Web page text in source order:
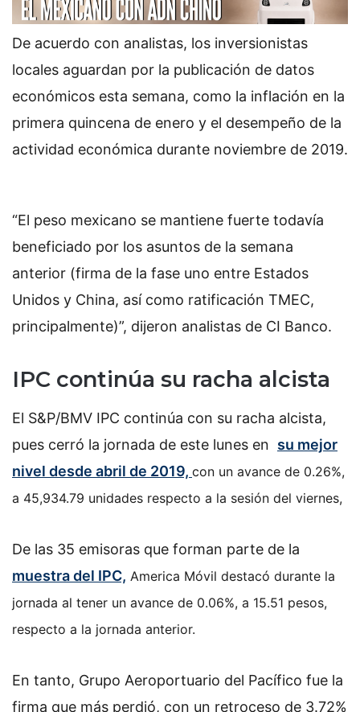
De acuerdo con analistas, los inversionistas
locales aguardan por la publicación de datos
económicos esta semana, como la inflación en la
primera quincena de enero y el desempeño de la
actividad económica durante noviembre de 2019.
“El peso mexicano se mantiene fuerte todavía
beneficiado por los asuntos de la semana
anterior (firma de la fase uno entre Estados
Unidos y China, así como ratificación TMEC,
principalmente)”, dijeron analistas de CI Banco.
IPC continúa su racha alcista
El S&P/BMV IPC continúa con su racha alcista,
pues cerró la jornada de este lunes en su mejor
nivel desde abril de 2019, con un avance de 0.26%,
a 45,934.79 unidades respecto a la sesión del viernes,
De las 35 emisoras que forman parte de la
muestra del IPC, America Móvil destacó durante la
jornada al tener un avance de 0.06%, a 15.51 pesos,
respecto a la jornada anterior.
En tanto, Grupo Aeroportuario del Pacífico fue la
firma que más perdió, con un retroceso de 3.72%